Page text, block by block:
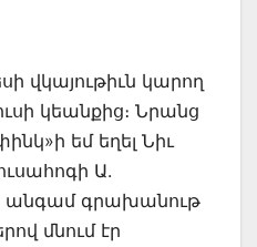
վկայութիւն կարող
կեանքից։ Նրանց
եմ եղել Նիւ
Ա.
անգամ գրախանութ
մնում էր